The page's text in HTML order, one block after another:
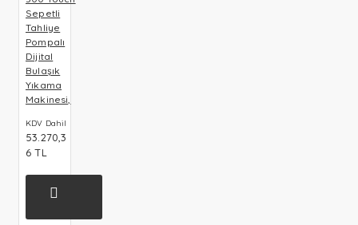
Sepetli
Tahliye
Pompalı
Dijital
Bulaşık
Yıkama
Makinesi,
KDV Dahil
53.270,3
6 TL